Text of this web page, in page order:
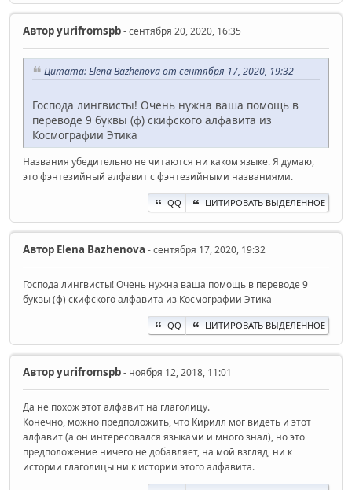
Авторyurifromspb- сентября 20, 2020, 16:35
Цитата: Elena Bazhenova от сентября 17, 2020, 19:32
Господа лингвисты! Очень нужна ваша помощь в
переводе 9 буквы (ф) скифского алфавита из
Космографии Этика
Названия убедительно не читаются ни каком языке. Я думаю,
это фэнтезийный алфавит с фэнтезийными названиями.
QQ ЦИТИРОВАТЬ ВЫДЕЛЕННОЕ
Автор Elena Bazhenova - сентября 17, 2020, 19:32
Господа лингвисты! Очень нужна ваша помощь в переводе 9
буквы (ф) скифского алфавита из Космографии Этика
QQ ЦИТИРОВАТЬ ВЫДЕЛЕННОЕ
Авторyurifromspb- ноября 12, 2018, 11:01
Да не похож этот алфавит на глаголицу.
Конечно, можно предположить, что Кирилл мог видеть и этот
алфавит (а он интересовался языками и много знал), но это
предположение ничего не добавляет, на мой взгляд, ни к
истории глаголицы ни к истории этого алфавита.